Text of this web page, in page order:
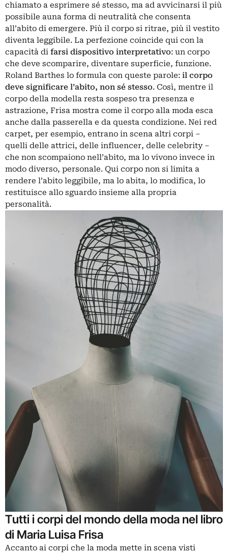
chiamato a esprimere sé stesso, ma ad avvicinarsi il più
possibile auna forma di neutralità che consenta
all’abito di emergere. Più il corpo si ritrae, più il vestito
diventa leggibile. La perfezione coincide qui con la
capacità di farsi dispositivo interpretativo: un corpo
che deve scomparire, diventare superficie, funzione.
Roland Barthes lo formula con queste parole: il corpo
deve significare l’abito, non sé stesso. Così, mentre il
corpo della modella resta sospeso tra presenza e
astrazione, Frisa mostra come il corpo alla moda esca
anche dalla passerella e da questa condizione. Nei red
carpet, per esempio, entrano in scena altri corpi –
quelli delle attrici, delle influencer, delle celebrity –
che non scompaiono nell’abito, ma lo vivono invece in
modo diverso, personale. Qui corpo non si limita a
rendere l’abito leggibile, ma lo abita, lo modifica, lo
restituisce allo sguardo insieme alla propria
personalità.
Tutti i corpi del mondo della moda nel libro
di Maria Luisa Frisa
Accanto ai corpi che la moda mette in scena visti